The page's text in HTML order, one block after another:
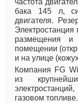
бака 145 л,
двигателя.
Электростанция
размещения и
помещении
и на улице
Компания FG
из
газовом топливе.